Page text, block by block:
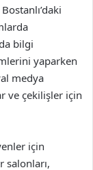
bilgi
yaparken
medya
ve çekilişler için
için
salonları,